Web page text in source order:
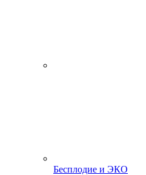
Бесплодие и ЭКО